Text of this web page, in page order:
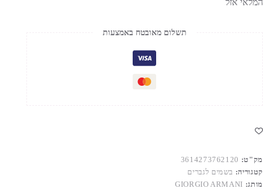
תשלום מאובטח באמצעות
מק"ט: 3614273762120
קטגוריה: בשמים לגברים
מותג: GIORGIO ARMANI